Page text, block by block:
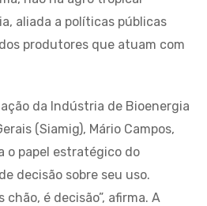
aliada a políticas públicas
produtores que atuam com
da Indústria de Bioenergia
(Siamig), Mário Campos,
o papel estratégico do
decisão sobre seu uso.
chão, é decisão”, afirma. A